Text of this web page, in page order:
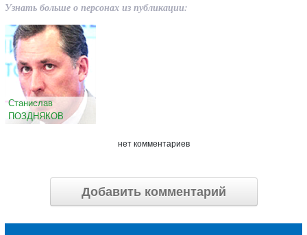
Узнать больше о персонах из публикации:
Станислав
ПОЗДНЯКОВ
нет комментариев
Добавить комментарий